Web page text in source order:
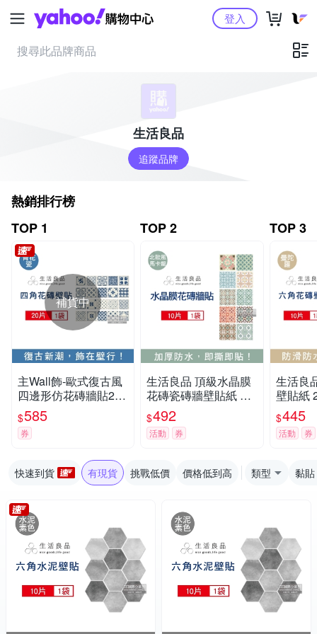
Yahoo購物中心登入
生活良品
追蹤品牌
熱銷排行榜
TOP 1
補貨中
主Wall飾-歐式復古風
四邊形仿花磚牆貼20x
20cm(3款可選)20片/
袋(牆壁貼皮防水磚貼,
奢華風格壁紙,仿四角
料貼片,模擬磁磚牆家
飾貼紙)
$585
券
TOP 2
生活良品 頂級水晶膜
花磚瓷磚牆壁貼紙 20
x20cm 每套10片-北歐
風馬卡龍
$492
活動 券
TOP 3
生活良
壁貼紙
10片
即撕即
$445
活動 券
快速到貨 有現貨 挑戰低價 價格低到高 類型 黏貼